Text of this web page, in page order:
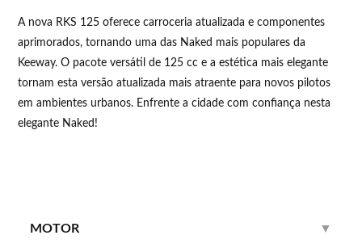
A nova RKS 125 oferece carroceria atualizada e componentes
aprimorados, tornando uma das Naked mais populares da
Keeway. O pacote versátil de 125 cc e a estética mais elegante
tornam esta versão atualizada mais atraente para novos pilotos
em ambientes urbanos. Enfrente a cidade com confiança nesta
elegante Naked!
MOTOR ▼